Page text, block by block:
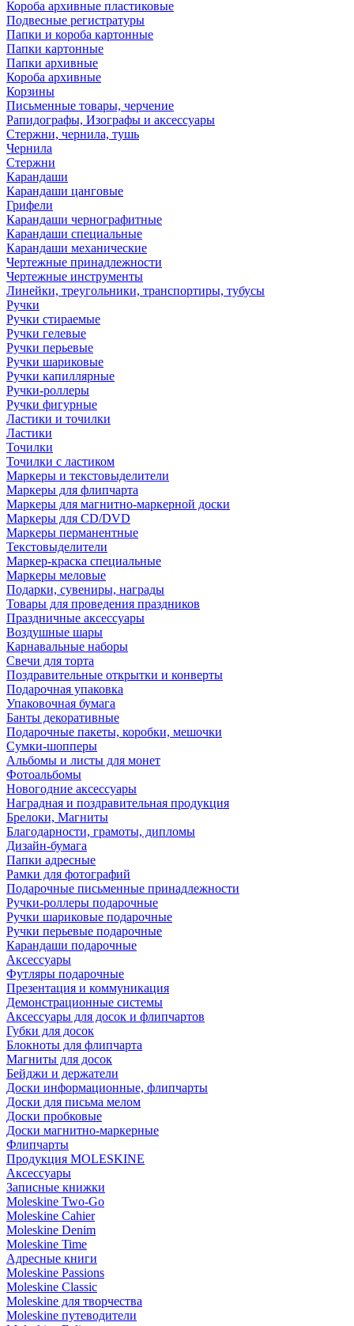
Короба архивные пластиковые
Подвесные регистратуры
Папки и короба картонные
Папки картонные
Папки архивные
Короба архивные
Корзины
Письменные товары, черчение
Рапидографы, Изографы и аксессуары
Стержни, чернила, тушь
Чернила
Стержни
Карандаши
Карандаши цанговые
Грифели
Карандаши чернографитные
Карандаши специальные
Карандаши механические
Чертежные принадлежности
Чертежные инструменты
Линейки, треугольники, транспортиры, тубусы
Ручки
Ручки стираемые
Ручки гелевые
Ручки перьевые
Ручки шариковые
Ручки капиллярные
Ручки-роллеры
Ручки фигурные
Ластики и точилки
Ластики
Точилки
Точилки с ластиком
Маркеры и текстовыделители
Маркеры для флипчарта
Маркеры для магнитно-маркерной доски
Маркеры для CD/DVD
Маркеры перманентные
Текстовыделители
Маркер-краска специальные
Маркеры меловые
Подарки, сувениры, награды
Товары для проведения праздников
Праздничные аксессуары
Воздушные шары
Карнавальные наборы
Свечи для торта
Поздравительные открытки и конверты
Подарочная упаковка
Упаковочная бумага
Банты декоративные
Подарочные пакеты, коробки, мешочки
Сумки-шопперы
Альбомы и листы для монет
Фотоальбомы
Новогодние аксессуары
Наградная и поздравительная продукция
Брелоки, Магниты
Благодарности, грамоты, дипломы
Дизайн-бумага
Папки адресные
Рамки для фотографий
Подарочные письменные принадлежности
Ручки-роллеры подарочные
Ручки шариковые подарочные
Ручки перьевые подарочные
Карандаши подарочные
Аксессуары
Футляры подарочные
Презентация и коммуникация
Демонстрационные системы
Аксессуары для досок и флипчартов
Губки для досок
Блокноты для флипчарта
Магниты для досок
Бейджи и держатели
Доски информационные, флипчарты
Доски для письма мелом
Доски пробковые
Доски магнитно-маркерные
Флипчарты
Продукция MOLESKINE
Аксессуары
Записные книжки
Moleskine Two-Go
Moleskine Cahier
Moleskine Denim
Moleskine Time
Адресные книги
Moleskine Passions
Moleskine Classic
Moleskine для творчества
Moleskine путеводители